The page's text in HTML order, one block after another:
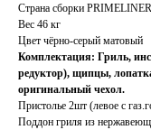
Страна сборки
Вес 46 кг
Цвет чёрно-серый матовый
Комплектация: Гриль,
редуктор), щипцы,
оригинальный чехол.
Пристолье 2шт (левое с
Поддон гриля из